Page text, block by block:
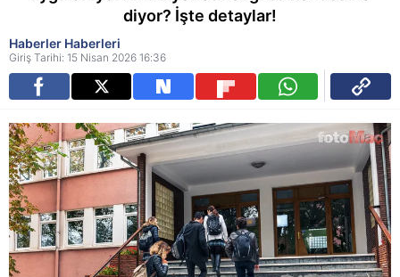
diyor? İşte detaylar!
Haberler Haberleri
Giriş Tarihi: 15 Nisan 2026 16:36